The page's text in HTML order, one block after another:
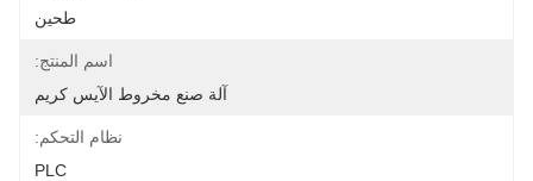
طحين
اسم المنتج:
آلة صنع مخروط الآيس كريم
نظام التحكم:
PLC